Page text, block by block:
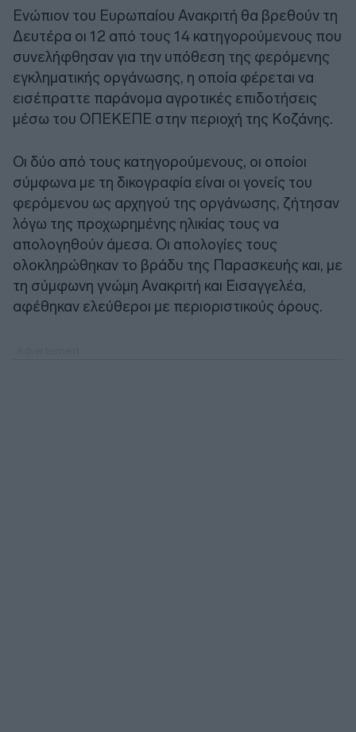
Ενώπιον του Ευρωπαίου Ανακριτή θα βρεθούν τη
Δευτέρα οι 12 από τους 14 κατηγορούμενους που
συνελήφθησαν για την υπόθεση της φερόμενης
εγκληματικής οργάνωσης, η οποία φέρεται να
εισέπραττε παράνομα αγροτικές επιδοτήσεις
μέσω του ΟΠΕΚΕΠΕ στην περιοχή της Κοζάνης.
Οι δύο από τους κατηγορούμενους, οι οποίοι
σύμφωνα με τη δικογραφία είναι οι γονείς του
φερόμενου ως αρχηγού της οργάνωσης, ζήτησαν
λόγω της προχωρημένης ηλικίας τους να
απολογηθούν άμεσα. Οι απολογίες τους
ολοκληρώθηκαν το βράδυ της Παρασκευής και, με
τη σύμφωνη γνώμη Ανακριτή και Εισαγγελέα,
αφέθηκαν ελεύθεροι με περιοριστικούς όρους.